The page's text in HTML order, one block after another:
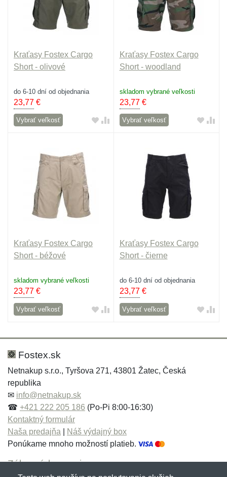
Kraťasy Fostex Cargo
Short - olivové
do 6-10 dní od objednania
23,77 €
Vybrať veľkosť
Kraťasy Fostex Cargo
Short - woodland
skladom vybrané veľkosti
23,77€
Vybrať veľkosť
Kraťasy Fostex Cargo
Short - béžové
skladom vybrané veľkosti
23,77 €
Vybrať veľkosť
Kraťasy Fostex Cargo
Short - čierne
do 6-10 dní od objednania
23,77€
Vybrať veľkosť
Fostex.sk
Netnakup s.r.o., Tyršova 271, 43801 Žatec, Česká
republika
✉ info@netnakup.sk
☎ +421 222 205 186 (Po-Pi 8:00-16:30)
Kontaktný formulár
Naša predajňa
Náš výdajný box
Ponúkame mnoho možností platieb.
Zákaznícky servis